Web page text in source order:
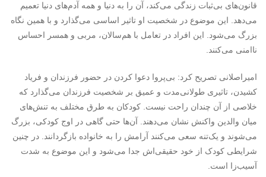
قانون‌های بی‌ثبات زندگی می‌کند، آن را به دنیا و همه آدم‌های دنیا تعمیم
می‌دهد. این موضوع در شخصیت او تاثیر اساسی می‌گذارد و با همین نگاه
بزرگ می‌شود. این افراد در تعامل با هم‌سالان، مربی و همسر احساس
ناامنی می‌کنند.
امیراصلانی تصریح کرد: بی‌پروا دعوا کردن در حضور فرزندان و فریاد
کشیدن، تاثیری طولانی‌مدت و عمیق بر شخصیت فرزندان می‌گذارد که
خلاصی از آن چندان راحت نیست. کودکان به طرق مختلف به تنش‌های
میان والدین واکنش نشان می‌دهند. آن‌ها حتی گاهی در اوج کودکی، بزرگ
می‌شوند و یک‌تنه سعی می‌کنند آرامش را به خانواده بازگردانند. در چنین
شرایطی کودک از خود حقیقی‌اش جدا می‌شود و این موضوع به شدت
آسیب‌زا است.